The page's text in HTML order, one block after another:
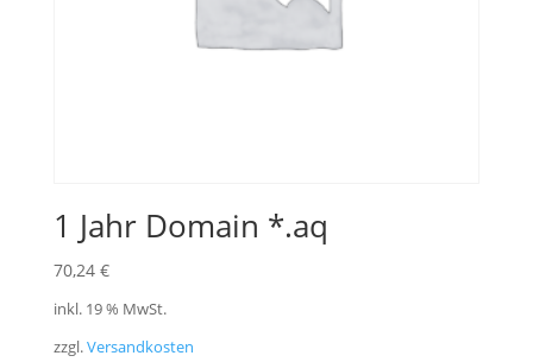
1 Jahr Domain *.aq
70,24 €
inkl. 19 % MwSt.
zzgl.Versandkosten